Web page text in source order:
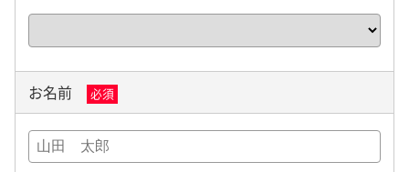
お名前 必須